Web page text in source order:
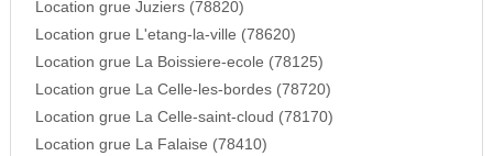
Location grue Juziers (78820)
Location grue L'etang-la-ville (78620)
Location grue La Boissiere-ecole (78125)
Location grue La Celle-les-bordes (78720)
Location grue La Celle-saint-cloud (78170)
Location grue La Falaise (78410)